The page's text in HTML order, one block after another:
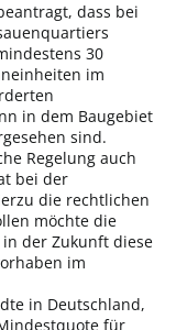
dass bei
30
im
in dem Baugebiet
sind.
Regelung auch
bei der
die rechtlichen
möchte die
der Zukunft diese
im
in Deutschland,
für